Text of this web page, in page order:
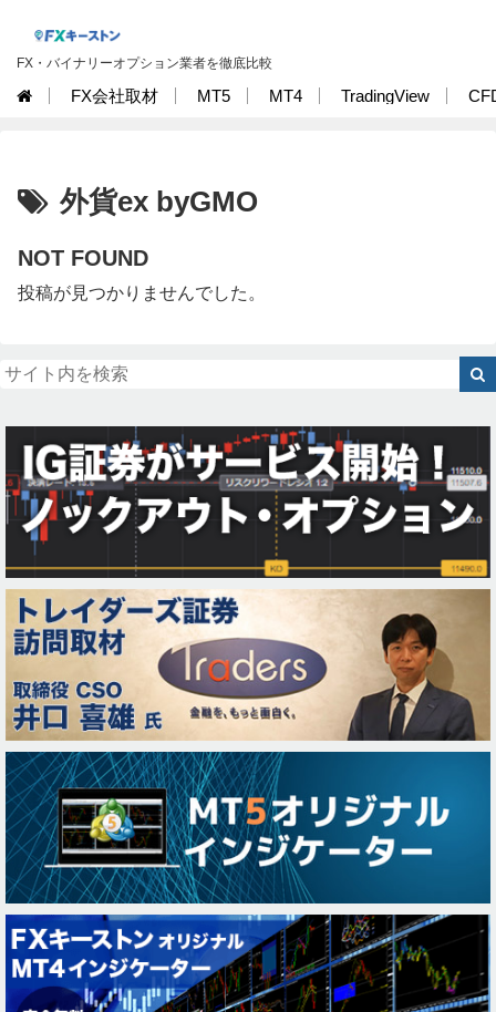
FX・バイナリーオプション業者を徹底比較
FX会社取材 MT5 MT4 TradingView
外貨ex byGMO
NOT FOUND
投稿が見つかりませんでした。